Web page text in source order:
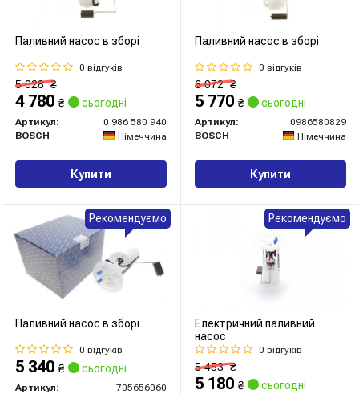
Паливний насос в зборі
0 відгуків
5 028₴
4 780 ₴ сьогодні
Артикул:
0 986 580 940
BOSCH
Німеччина
Купити
Паливний насос в зборі
0 відгуків
6 072₴
5 770 ₴ сьогодні
Артикул:
0986580829
BOSCH
Німеччина
Купити
Паливний насос в зборі
0 відгуків
5 340 ₴ сьогодні
Артикул:
705656060
Рекомендуємо
Електричний паливний
насос
0 відгуків
5 453₴
5 180 ₴ сьогодні
Рекомендуємо